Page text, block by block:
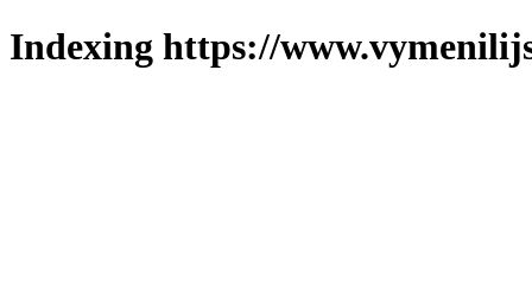
Indexing https://